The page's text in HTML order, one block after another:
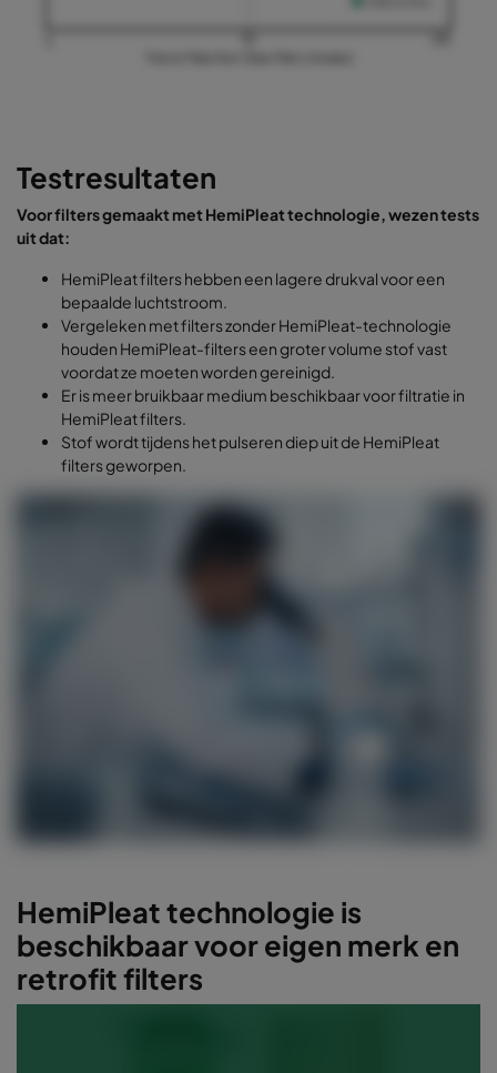
Testresultaten
Voor filters gemaakt met HemiPleat technologie, wezen tests
uit dat:
HemiPleat filters hebben een lagere drukval voor een
bepaalde luchtstroom.
Vergeleken met filters zonder HemiPleat-technologie
houden HemiPleat-filters een groter volume stof vast
voordat ze moeten worden gereinigd.
Er is meer bruikbaar medium beschikbaar voor filtratie in
HemiPleat filters.
Stof wordt tijdens het pulseren diep uit de HemiPleat
filters geworpen.
HemiPleat technologie is
beschikbaar voor eigen merk en
retrofit filters